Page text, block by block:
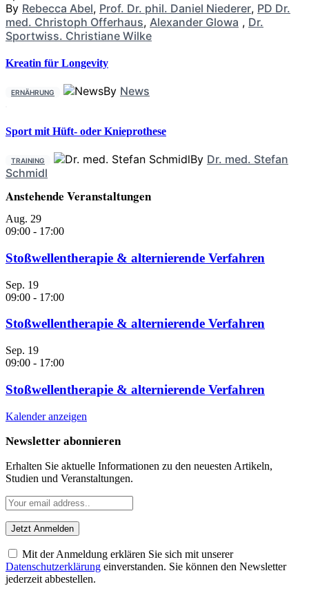
By Rebecca Abel, Prof. Dr. phil. Daniel Niederer, PD Dr.
med. Christoph Offerhaus, Alexander Glowa , Dr.
Sportwiss. Christiane Wilke
Kreatin für Longevity
ERNÄHRUNG By News
Sport mit Hüft- oder Knieprothese
TRAINING By Dr. med. Stefan
Schmidl
Anstehende Veranstaltungen
Aug. 29
09:00 - 17:00
Stoßwellentherapie & alternierende Verfahren
Sep. 19
09:00 - 17:00
Stoßwellentherapie & alternierende Verfahren
Sep. 19
09:00 - 17:00
Stoßwellentherapie & alternierende Verfahren
Kalender anzeigen
Newsletter abonnieren
Erhalten Sie aktuelle Informationen zu den neuesten Artikeln,
Studien und Veranstaltungen.
Mit der Anmeldung erklären Sie sich mit unserer
Datenschutzerklärung einverstanden. Sie können den Newsletter
jederzeit abbestellen.